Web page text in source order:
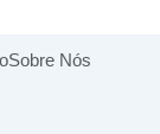
Sobre Nós